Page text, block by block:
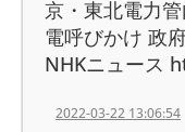
京・東北電力
電呼びかけ 政
NHKニュース
2022-03-22 13:06:54